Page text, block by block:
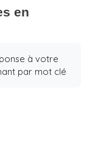
en
à votre
par mot clé